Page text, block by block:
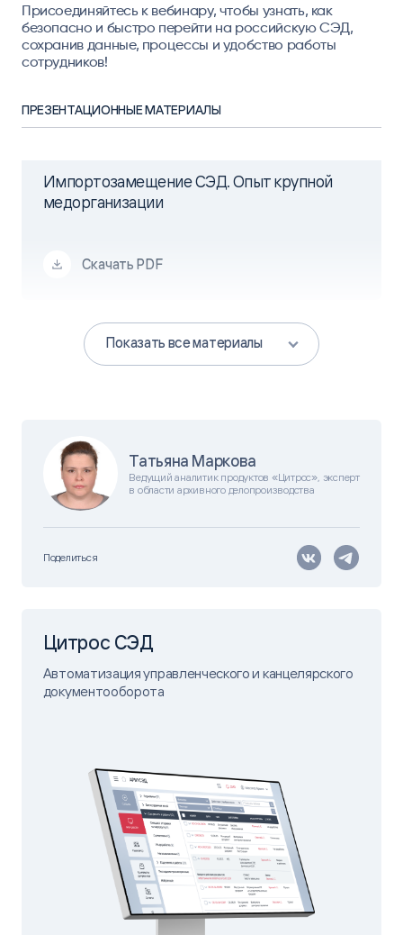
Татьяна Маркова
Ведущий аналитик продуктов «Цитрос», эксперт
в области архивного делопроизводства
Поделиться
Присоединяйтесь к вебинару, чтобы узнать, как
безопасно и быстро перейти на российскую СЭД,
сохранив данные, процессы и удобство работы
сотрудников!
ПРЕЗЕНТАЦИОННЫЕ МАТЕРИАЛЫ
Импортозамещение СЭД. Опыт крупной
медорганизации
Скачать PDF
Показать все материалы
Цитрос СЭД
Автоматизация управленческого и канцелярского
документооборота